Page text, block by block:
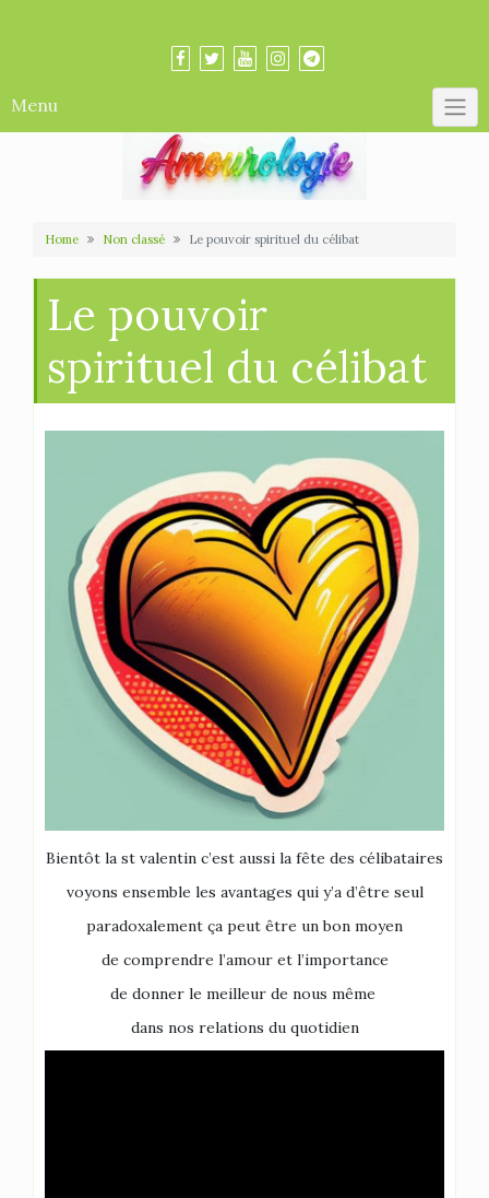
Menu
Home Non classé Le pouvoir spirituel du célibat
Le pouvoir
spirituel du célibat
Bientôt la st valentin c’est aussi la fête des célibataires
voyons ensemble les avantages qui y’a d’être seul
paradoxalement ça peut être un bon moyen
de comprendre l’amour et l’importance
de donner le meilleur de nous même
dans nos relations du quotidien